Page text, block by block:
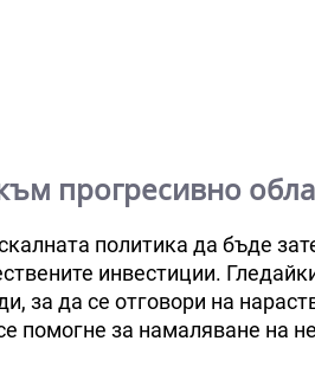
прогресивно
политика да бъде
инвестиции.
за да се отговори на
помогне за намаляване на